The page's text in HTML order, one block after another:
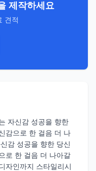
제작하세요
견적
자신감 성공을 향한
감으로 한 걸음 더 나
감 성공을 향한 당신
로 한 걸음 더 나아갈
자인까지 스타일리시